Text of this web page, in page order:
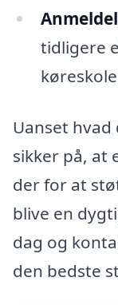
tidligere
Uanset
sikker på, at
der for at
blive en
dag og
den bedste